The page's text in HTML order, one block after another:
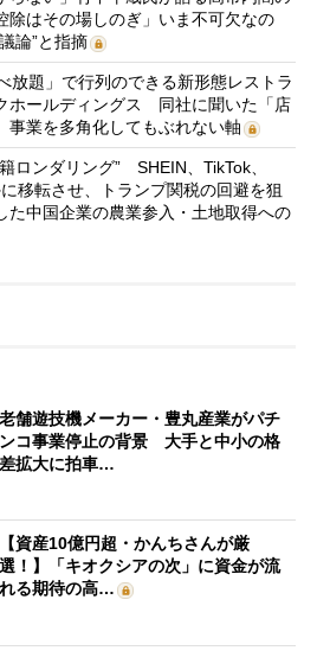
はその場しのぎ」いま不可欠なの
論”と指摘
放題」で行列のできる新形態レストラ
ホールディングス 同社に聞いた「店
事業を多角化してもぶれない軸
ロンダリング” SHEIN、TikTok、
移転させ、トランプ関税の回避を狙
中国企業の農業参入・土地取得への
老舗遊技機メーカー・豊丸産業がパチ
ンコ事業停止の背景 大手と中小の格
差拡大に拍車…
【資産10億円超・かんちさんが厳
選！】「キオクシアの次」に資金が流
れる期待の高…